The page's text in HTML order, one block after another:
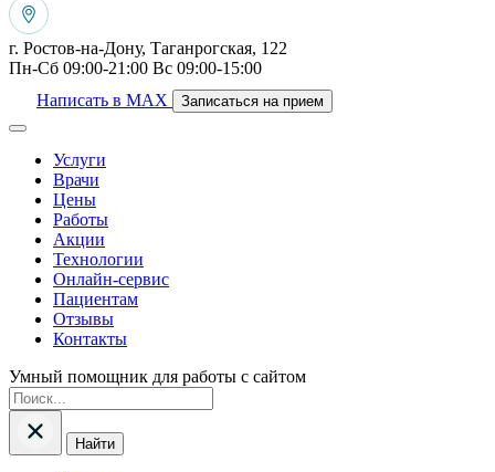
г. Ростов-на-Дону, Таганрогская, 122
Пн-Сб 09:00-21:00 Вс 09:00-15:00
Написать в MAX
Записаться на прием
Услуги
Врачи
Цены
Работы
Акции
Технологии
Онлайн-сервис
Пациентам
Отзывы
Контакты
Умный помощник для работы с сайтом
Найти